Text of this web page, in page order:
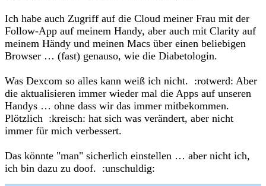
Ich habe auch Zugriff auf die Cloud meiner Frau mit der
Follow-App auf meinem Handy, aber auch mit Clarity auf
meinem Händy und meinen Macs über einen beliebigen
Browser … (fast) genauso, wie die Diabetologin.
Was Dexcom so alles kann weiß ich nicht. :rotwerd: Aber
die aktualisieren immer wieder mal die Apps auf unseren
Handys … ohne dass wir das immer mitbekommen.
Plötzlich :kreisch: hat sich was verändert, aber nicht
immer für mich verbessert.
Das könnte "man" sicherlich einstellen … aber nicht ich,
ich bin dazu zu doof. :unschuldig: